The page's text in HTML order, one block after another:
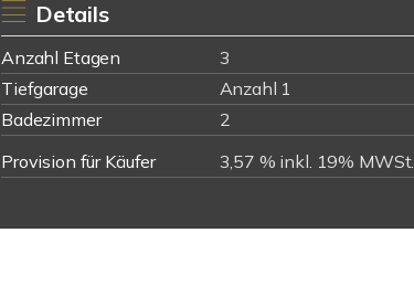
Details
Anzahl Etagen 3
Tiefgarage
Anzahl 1
Badezimmer
2
Provision für Käufer
3,57 % inkl. 19% MWSt.